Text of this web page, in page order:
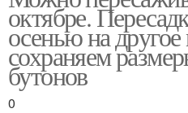
октябре.
осенью на
сохраняем
бутонов
0